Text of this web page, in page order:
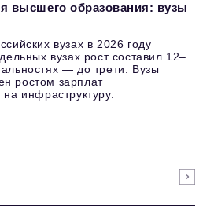
высшего образования: вузы
вузах в 2026 году
вузах рост составил 12–
— до трети. Вузы
ростом зарплат
инфраструктуру.